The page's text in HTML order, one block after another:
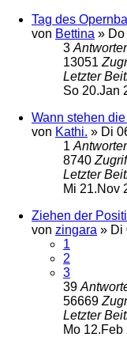
Tag des
von Bettina »
3
13051
Letzter
So 20.Jan
Wann stehen
von Kathi. » Di
1
8740
Letzter
Mi 21.Nov
Ziehen der
von zingara » Di
1
2
3
39
56669
Letzter
Mo 12.Feb